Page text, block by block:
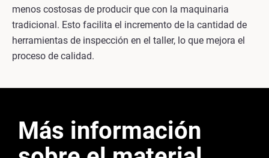
menos costosas de producir que con la maquinaria
tradicional. Esto facilita el incremento de la cantidad de
herramientas de inspección en el taller, lo que mejora el
proceso de calidad.
Más información